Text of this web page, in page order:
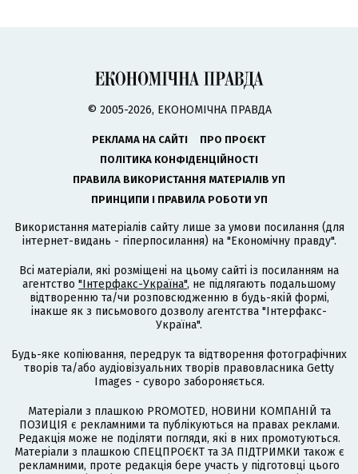
© 2005-2026, ЕКОНОМІЧНА ПРАВДА
РЕКЛАМА НА САЙТІ
ПРО ПРОЄКТ
ПОЛІТИКА КОНФІДЕНЦІЙНОСТІ
ПРАВИЛА ВИКОРИСТАННЯ МАТЕРІАЛІВ УП
ПРИНЦИПИ І ПРАВИЛА РОБОТИ УП
Використання матеріалів сайту лише за умови посилання (для
інтернет-видань - гіперпосилання) на "Економічну правду".
Всі матеріали, які розміщені на цьому сайті із посиланням на
агентство "Інтерфакс-Україна", не підлягають подальшому
відтворенню та/чи розповсюдженню в будь-якій формі,
інакше як з письмового дозволу агентства "Інтерфакс-
Україна".
Будь-яке копіювання, передрук та відтворення фотографічних
творів та/або аудіовізуальних творів правовласника Getty
Images - суворо забороняється.
Матеріали з плашкою PROMOTED, НОВИНИ КОМПАНІЙ та
ПОЗИЦІЯ є рекламними та публікуються на правах реклами.
Редакція може не поділяти погляди, які в них промотуються.
Матеріали з плашкою СПЕЦПРОЄКТ та ЗА ПІДТРИМКИ також є
рекламними, проте редакція бере участь у підготовці цього